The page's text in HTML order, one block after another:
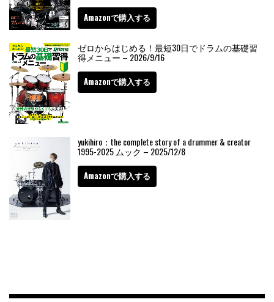
Amazonで購入する
ゼロからはじめる！最短30日でドラムの基礎習
得メニュー – 2026/9/16
Amazonで購入する
yukihiro：the complete story of a drummer & creator
1995-2025 ムック – 2025/12/8
Amazonで購入する